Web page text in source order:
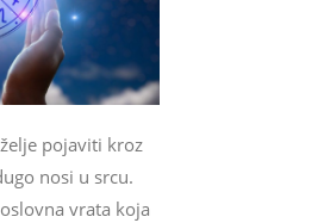
pojaviti kroz
nosi u srcu.
vrata koja